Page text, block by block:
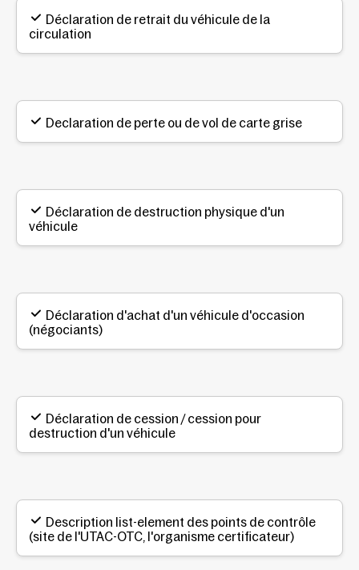
Déclaration de retrait du véhicule de la
circulation
Declaration de perte ou de vol de carte grise
Déclaration de destruction physique d'un
véhicule
Déclaration d'achat d'un véhicule d'occasion
(négociants)
Déclaration de cession / cession pour
destruction d'un véhicule
Description list-element des points de contrôle
(site de l'UTAC-OTC, l'organisme certificateur)